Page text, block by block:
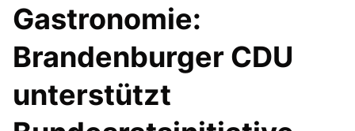
PRESSEFOTOS
MEIN BÜRGERBÜRO
MEIN WAHLKREIS
ZIELE
Redebeiträge
Gastronomie:
Brandenburger CDU
unterstützt